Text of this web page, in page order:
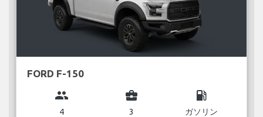
FORD F-150
group
4
business_center
3
local_gas_station
ガソリン